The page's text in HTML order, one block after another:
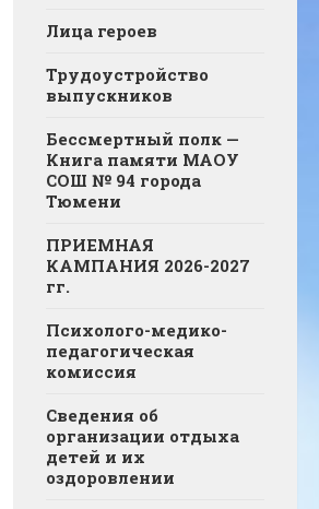
Лица героев
Трудоустройство
выпускников
Бессмертный полк —
Книга памяти МАОУ
СОШ № 94 города
Тюмени
ПРИЕМНАЯ
КАМПАНИЯ 2026-2027
гг.
Психолого-медико-
педагогическая
комиссия
Сведения об
организации отдыха
детей и их
оздоровлении